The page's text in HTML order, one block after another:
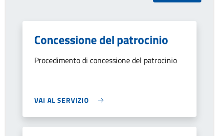
Concessione del patrocinio
Procedimento di concessione del patrocinio
VAI AL SERVIZIO